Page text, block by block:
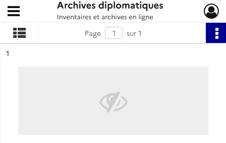
Archives diplomatiques
Ouvrir le menu déroulant
Page
sur 1
n°
1